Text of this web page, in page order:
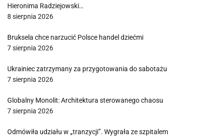
Hieronima Radziejowski…
8 sierpnia 2026
Bruksela chce narzucić Polsce handel dziećmi
7 sierpnia 2026
Ukrainiec zatrzymany za przygotowania do sabotażu
7 sierpnia 2026
Globalny Monolit: Architektura sterowanego chaosu
7 sierpnia 2026
Odmówiła udziału w „tranzycji”. Wygrała ze szpitalem